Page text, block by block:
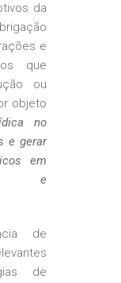
da
e
que
ou
objeto
no
e gerar
em
e
de
de